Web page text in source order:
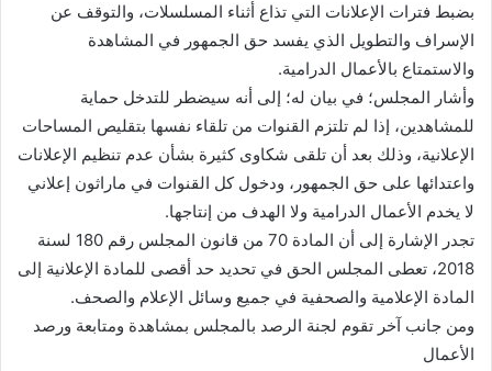
بضبط فترات الإعلانات التي تذاع أثناء المسلسلات، والتوقف عن
الإسراف والتطويل الذي يفسد حق الجمهور في المشاهدة
والاستمتاع بالأعمال الدرامية.
وأشار المجلس؛ في بيان له؛ إلى أنه سيضطر للتدخل حماية
للمشاهدين، إذا لم تلتزم القنوات من تلقاء نفسها بتقليص المساحات
الإعلانية، وذلك بعد أن تلقى شكاوى كثيرة بشأن عدم تنظيم الإعلانات
واعتدائها على حق الجمهور، ودخول كل القنوات في ماراثون إعلاني
لا يخدم الأعمال الدرامية ولا الهدف من إنتاجها.
تجدر الإشارة إلى أن المادة 70 من قانون المجلس رقم 180 لسنة
2018، تعطى المجلس الحق في تحديد حد أقصى للمادة الإعلانية إلى
المادة الإعلامية والصحفية في جميع وسائل الإعلام والصحف.
ومن جانب آخر تقوم لجنة الرصد بالمجلس بمشاهدة ومتابعة ورصد
الأعمال